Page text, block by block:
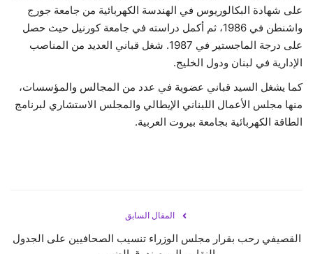
على شهادة البكالوريوس في الهندسة الكهربائية من جامعة جورج
واشنطن في 1986، ثم أكمل دراسته في جامعة كورنيل حيث حصل
على درجة الماجستير في 1987. شغل قباني العديد من المناصب
الإدارية في لبنان ودول الخليج.
كما يشغل السيد قباني عضوية في عدد من المجالس والمؤسسات،
منها مجلس الأعمال اللبناني الإيطالي والمجلس الاستشاري لبرنامج
الطاقة الكهربائية بجامعة بيروت العربية.
المقال السابق
القصيفي رحب بقرار مجلس الوزراء تنسيب الصحافيين على الجدول